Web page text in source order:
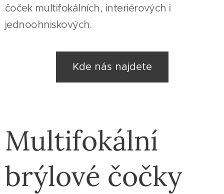
čoček multifokálních, interiérových i
jednoohniskových.
Kde nás najdete
Multifokální
brýlové čočky